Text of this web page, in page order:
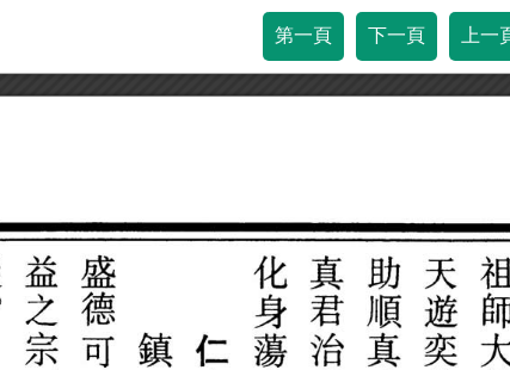
第一頁 下一頁 上一